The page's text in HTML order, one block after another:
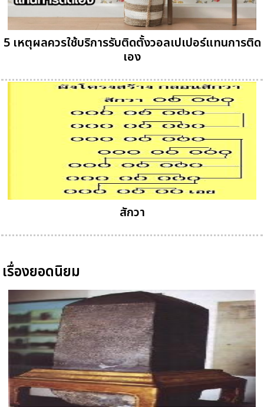
5 เหตุผลควรใช้บริการรับติดตั้งวอลเปเปอร์แทนการติด
เอง
สักวา
เรื่องยอดนิยม